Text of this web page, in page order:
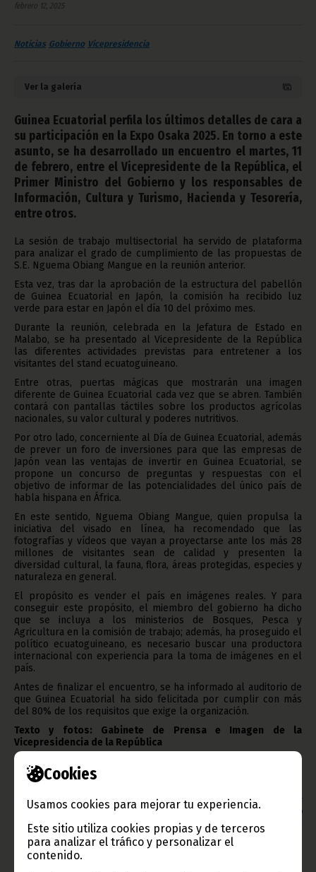
Cookies
Usamos cookies para mejorar tu experiencia.
Este sitio utiliza cookies propias y de terceros
para analizar el tráfico y personalizar el
contenido.
febrero 12, 2025
Noticias Gobierno Vicepresidencia
Ver la galería
Guinea Ecuatorial perfila los últimos detalles de cara a
su participación en la Expo Osaka 2025. En torno a este
asunto, se ha desarrollado un encuentro el martes, 11
de febrero, entre el Vicepresidente de la República, el
Primer Ministro del Gobierno y los responsables de
Información, Cultura y Turismo, Hacienda y Tesorería,
entre otros.
La sesión de trabajo multisectorial ha servido de plataforma
para analizar el grado de cumplimiento de las propuestas de
S.E. Nguema Obiang Mangue en la reunión anterior.
Esta vez, tras dar la aprobación de la estructura del pabellón
de Guinea Ecuatorial en Japón, la comisión ha recibido luz
verde para estar en Japón el día 10 del próximo mes.
Durante la reunión, celebrada en la Jefatura de Estado en
Malabo, se ha presentado al Vicepresidente de la República
las diferentes actividades previstas para entretener a los
visitantes del stand ecuatoguineano.
Entre otras, puertas mágicas que mostrarán una imagen
diferente de Guinea Ecuatorial cada vez que se abren. También
contará con pantallas táctiles sobre los productos agrícolas
nacionales, su valor cultural y poderes nutritivos.
Por otro lado, concerniente al Día de Guinea Ecuatorial, además
de prever un foro de inversiones para que las empresas de
Japón vean las ventajas de invertir en Guinea Ecuatorial, se
propone un concurso de preguntas y respuestas con el
objetivo de informar de las potencialidades del único país de
habla hispana en África.
En este sentido, Nguema Obiang Mangue, quien propulsa la
iniciativa del visado en línea, ha recomendado que las
fotografías y vídeos que vayan a proyectarse ante los más 28
millones de visitantes sean de calidad y presenten la
diversidad cultural, la fauna, flora, áreas protegidas, especies y
naturaleza en general.
El propósito es vender el país en imágenes reales. Y para
conseguir este propósito, el miembro del gobierno ha dicho
que se incluya a los ministerios de Bosques, Pesca y
Agricultura en la comisión de trabajo; además, ha proseguido el
político ecuatoguineano, es necesario buscar una productora
internacional con experiencia para la toma de imágenes en el
país.
Antes de finalizar el encuentro, se ha informado al auditorio de
que Guinea Ecuatorial ha sido felicitada por cumplir con más
del 80% de los requisitos que exige la organización.
Texto y fotos: Gabinete de Prensa e Imagen de la
Vicepresidencia de la República
Oficina de Información y Prensa de Guinea Ecuatorial
Aviso: La reproducción total o parcial de este artículo o de las
imágenes que lo acompañen debe hacerse, siempre y en todo
lugar, con la mención de la fuente de origen de la misma
(Oficina de Información y Prensa de Guinea Ecuatorial).